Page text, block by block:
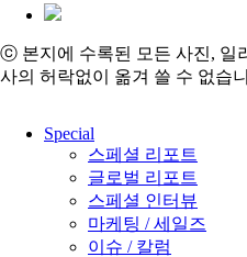
ⓒ 본지에 수록된 모든 사진, 일
사의 허락없이 옮겨 쓸 수 없습
Close
Special
스페셜 리포트
글로벌 리포트
스페셜 인터뷰
마케팅 / 세일즈
이슈 / 칼럼